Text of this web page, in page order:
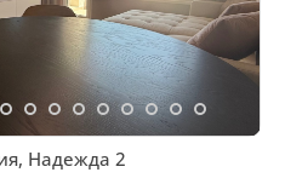
Надежда 2